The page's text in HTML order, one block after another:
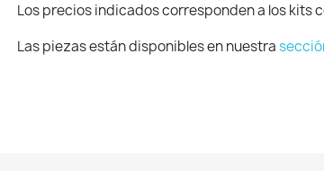
Los precios indicados corresponden a los kits
Las piezas están disponibles en nuestra